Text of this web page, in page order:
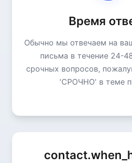
Время
Обычно мы отвечаем на
письма в течение 24-
срочных вопросов,
'СРОЧНО' в теме